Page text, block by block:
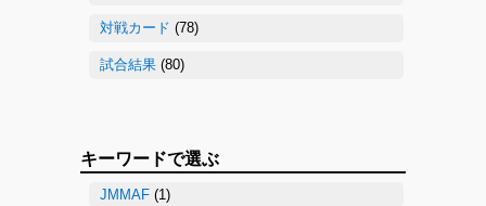
対戦カード (78)
試合結果 (80)
キーワードで選ぶ
JMMAF (1)